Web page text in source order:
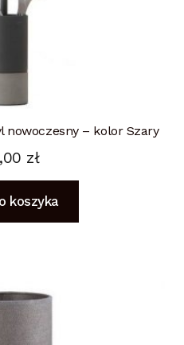
nowoczesny – kolor Szary
zł
koszyka